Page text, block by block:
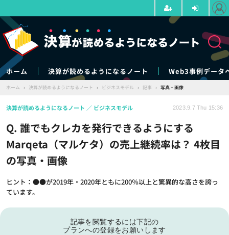
ホーム 決算が読めるようになるノート Web3事例データ
ホーム › 決算が読めるようになるノート › ビジネスモデル › 記事 › 写真・画像
Q. 誰でもクレカを発行できるようにする
Marqeta（マルケタ）の売上継続率は？ 4枚目
の写真・画像
ヒント：●●が2019年・2020年ともに200％以上と驚異的な高さを誇っ
ています。
決算が読めるようになるノート ビジネスモデル 2023.9.7 Thu 15:36
記事を閲覧するには下記の
プランへの登録をお願いします